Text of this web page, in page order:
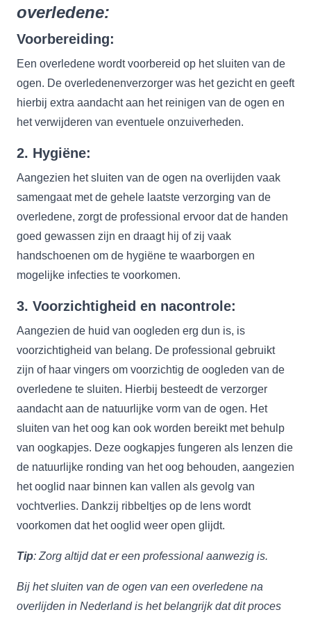
overledene:
Voorbereiding:
Een overledene wordt voorbereid op het sluiten van de
ogen. De overledenenverzorger was het gezicht en geeft
hierbij extra aandacht aan het reinigen van de ogen en
het verwijderen van eventuele onzuiverheden.
2. Hygiëne:
Aangezien het sluiten van de ogen na overlijden vaak
samengaat met de gehele laatste verzorging van de
overledene, zorgt de professional ervoor dat de handen
goed gewassen zijn en draagt hij of zij vaak
handschoenen om de hygiëne te waarborgen en
mogelijke infecties te voorkomen.
3. Voorzichtigheid en nacontrole:
Aangezien de huid van oogleden erg dun is, is
voorzichtigheid van belang. De professional gebruikt
zijn of haar vingers om voorzichtig de oogleden van de
overledene te sluiten. Hierbij besteedt de verzorger
aandacht aan de natuurlijke vorm van de ogen. Het
sluiten van het oog kan ook worden bereikt met behulp
van oogkapjes. Deze oogkapjes fungeren als lenzen die
de natuurlijke ronding van het oog behouden, aangezien
het ooglid naar binnen kan vallen als gevolg van
vochtverlies. Dankzij ribbeltjes op de lens wordt
voorkomen dat het ooglid weer open glijdt.
Tip: Zorg altijd dat er een professional aanwezig is.
Bij het sluiten van de ogen van een overledene na
overlijden in Nederland is het belangrijk dat dit proces